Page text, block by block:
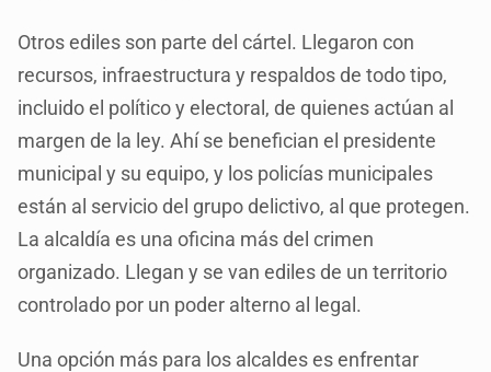
Otros ediles son parte del cártel. Llegaron con
recursos, infraestructura y respaldos de todo tipo,
incluido el político y electoral, de quienes actúan al
margen de la ley. Ahí se benefician el presidente
municipal y su equipo, y los policías municipales
están al servicio del grupo delictivo, al que protegen.
La alcaldía es una oficina más del crimen
organizado. Llegan y se van ediles de un territorio
controlado por un poder alterno al legal.
Una opción más para los alcaldes es enfrentar